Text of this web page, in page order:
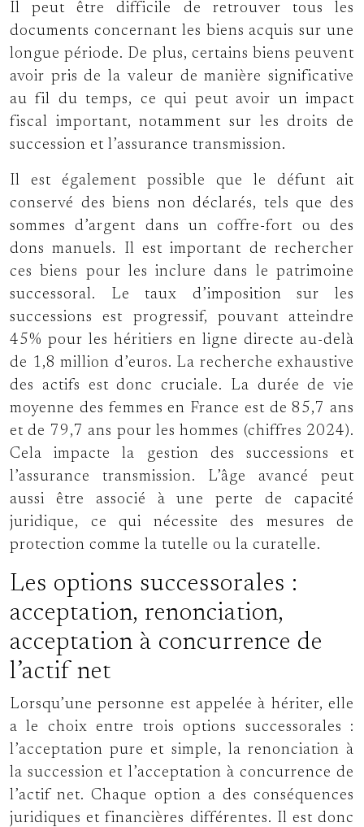
Il peut être difficile de retrouver tous les
documents concernant les biens acquis sur une
longue période. De plus, certains biens peuvent
avoir pris de la valeur de manière significative
au fil du temps, ce qui peut avoir un impact
fiscal important, notamment sur les droits de
succession et l’assurance transmission.
Il est également possible que le défunt ait
conservé des biens non déclarés, tels que des
sommes d’argent dans un coffre-fort ou des
dons manuels. Il est important de rechercher
ces biens pour les inclure dans le patrimoine
successoral. Le taux d’imposition sur les
successions est progressif, pouvant atteindre
45% pour les héritiers en ligne directe au-delà
de 1,8 million d’euros. La recherche exhaustive
des actifs est donc cruciale. La durée de vie
moyenne des femmes en France est de 85,7 ans
et de 79,7 ans pour les hommes (chiffres 2024).
Cela impacte la gestion des successions et
l’assurance transmission. L’âge avancé peut
aussi être associé à une perte de capacité
juridique, ce qui nécessite des mesures de
protection comme la tutelle ou la curatelle.
Les options successorales :
acceptation, renonciation,
acceptation à concurrence de
l’actif net
Lorsqu’une personne est appelée à hériter, elle
a le choix entre trois options successorales :
l’acceptation pure et simple, la renonciation à
la succession et l’acceptation à concurrence de
l’actif net. Chaque option a des conséquences
juridiques et financières différentes. Il est donc